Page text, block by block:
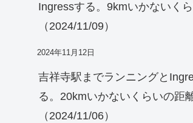
Ingressする。9kmいかないく
（2024/11/09）
2024年11月12日
吉祥寺駅までランニングと
る。20kmいかないくらいの距
（2024/11/06）